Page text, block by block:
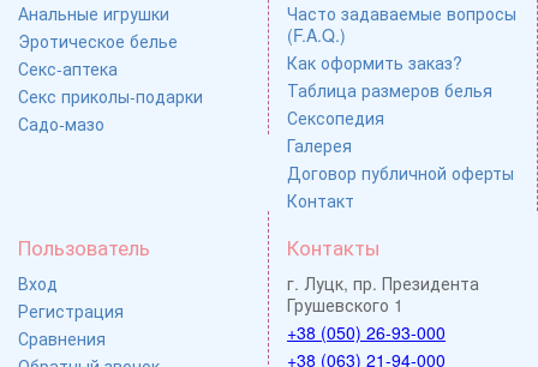
Анальные игрушки
Эротическое белье
Секс-аптека
Секс приколы-подарки
Садо-мазо
Часто задаваемые вопросы
(F.A.Q.)
Как оформить заказ?
Таблица размеров белья
Сексопедия
Галерея
Договор публичной оферты
Контакт
Пользователь
Вход
Регистрация
Сравнения
Контакты
г. Луцк, пр. Президента
Грушевского 1
+38 (050) 26-93-000
+38 (063) 21-94-000